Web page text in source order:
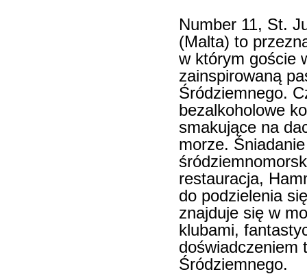
Number 11, St.
(Malta) to
w którym goście
zainspirowaną
Śródziemnego.
bezalkoholowe
smakujące na
morze.
restauracja,
do podzielenia
znajduje się w
klubami,
doświadczeniem
Śródziemnego.